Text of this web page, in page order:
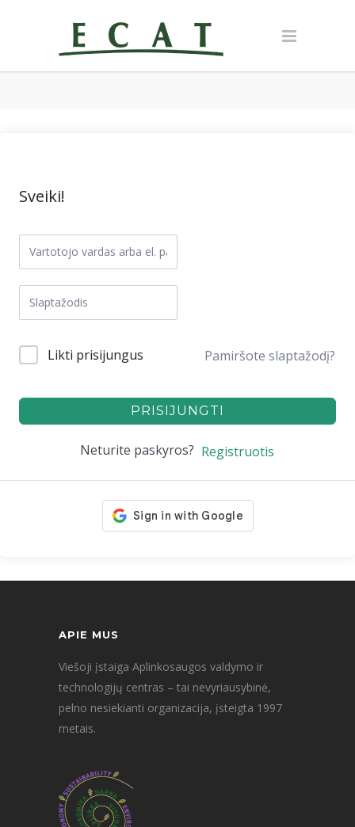
Sveiki!
Likti prisijungus Pamiršote slaptažodį?
PRISIJUNGTI
Neturite paskyros? Registruotis
APIE MUS
Viešoji įstaiga Aplinkosaugos valdymo ir
technologijų centras – tai nevyriausybinė,
pelno nesiekianti organizacija, įsteigta 1997
metais.